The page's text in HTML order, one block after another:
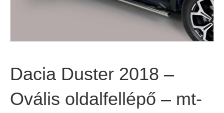
Dacia Duster 2018 –
Ovális oldalfellépő – mt-